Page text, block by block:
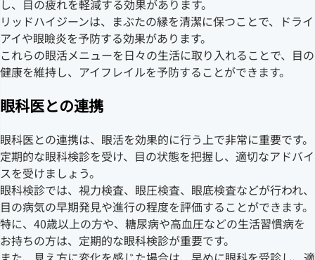
し、目の疲れを軽減する効果があります。
リッドハイジーンは、まぶたの縁を清潔に保つことで、ドライ
アイや眼瞼炎を予防する効果があります。
これらの眼活メニューを日々の生活に取り入れることで、目の
健康を維持し、アイフレイルを予防することができます。
眼科医との連携
眼科医との連携は、眼活を効果的に行う上で非常に重要です。
定期的な眼科検診を受け、目の状態を把握し、適切なアドバイ
スを受けましょう。
眼科検診では、視力検査、眼圧検査、眼底検査などが行われ、
目の病気の早期発見や進行の程度を評価することができます。
特に、40歳以上の方や、糖尿病や高血圧などの生活習慣病を
お持ちの方は、定期的な眼科検診が重要です。